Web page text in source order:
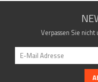
Verpassen Sie